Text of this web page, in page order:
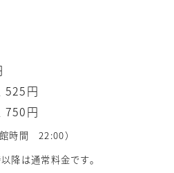
525円
750円
時間 22:00）
降は通常料金です。